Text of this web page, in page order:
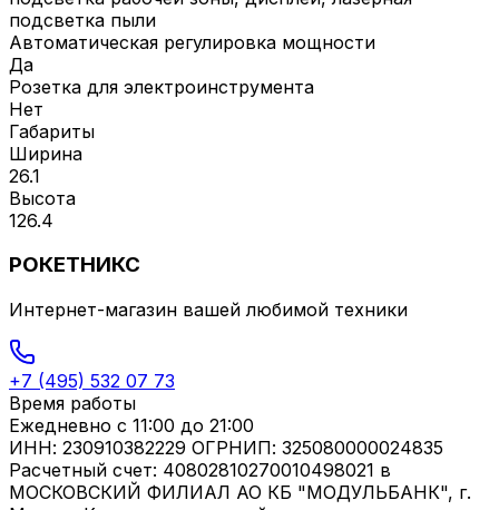
подсветка пыли
Автоматическая регулировка мощности
Да
Розетка для электроинструмента
Нет
Габариты
Ширина
26.1
Высота
126.4
РОКЕТНИКС
Интернет-магазин вашей любимой техники
+7 (495) 532 07 73
Время работы
Ежедневно с 11:00 до 21:00
ИНН: 230910382229 ОГРНИП: 325080000024835
Расчетный счет: 40802810270010498021 в
МОСКОВСКИЙ ФИЛИАЛ АО КБ "МОДУЛЬБАНК", г.